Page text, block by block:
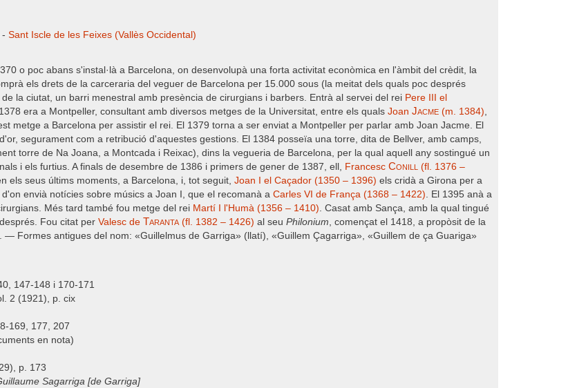
- Sant Iscle de les Feixes (Vallès Occidental)
o poc abans s'instal·là a Barcelona, on desenvolupà una forta activitat econòmica en l'àmbit del crèdit, la
els drets de la carceraria del veguer de Barcelona per 15.000 sous (la meitat dels quals poc després
la ciutat, un barri menestral amb presència de cirurgians i barbers. Entrà al servei del rei Pere III el
era a Montpeller, consultant amb diversos metges de la Universitat, entre els quals Joan Jacme (m. 1384),
metge a Barcelona per assistir el rei. El 1379 torna a ser enviat a Montpeller per parlar amb Joan Jacme. El
segurament com a retribució d'aquestes gestions. El 1384 posseïa una torre, dita de Bellver, amb camps,
torre de Na Joana, a Montcada i Reixac), dins la vegueria de Barcelona, per la qual aquell any sostingué un
i els furtius. A finals de desembre de 1386 i primers de gener de 1387, ell, Francesc Conill (fl. 1376 –
els seus últims moments, a Barcelona, i, tot seguit, Joan I el Caçador (1350 – 1396) els cridà a Girona per a
envià notícies sobre músics a Joan I, que el recomanà a Carles VI de França (1368 – 1422). El 1395 anà a
Més tard també fou metge del rei Martí I l'Humà (1356 – 1410). Casat amb Sança, amb la qual tingué
Fou citat per Valesc de Taranta(fl. 1382 – 1426) al seu Philonium, començat el 1418, a propòsit de la
Formes antigues del nom: «Guillelmus de Garriga» (llatí), «Guillem Çagarriga», «Guillem de ça Guariga»
147-148 i 170-171
2 (1921), p. cix
169, 177, 207
en nota)
p. 173
Sagarriga [de Garriga]